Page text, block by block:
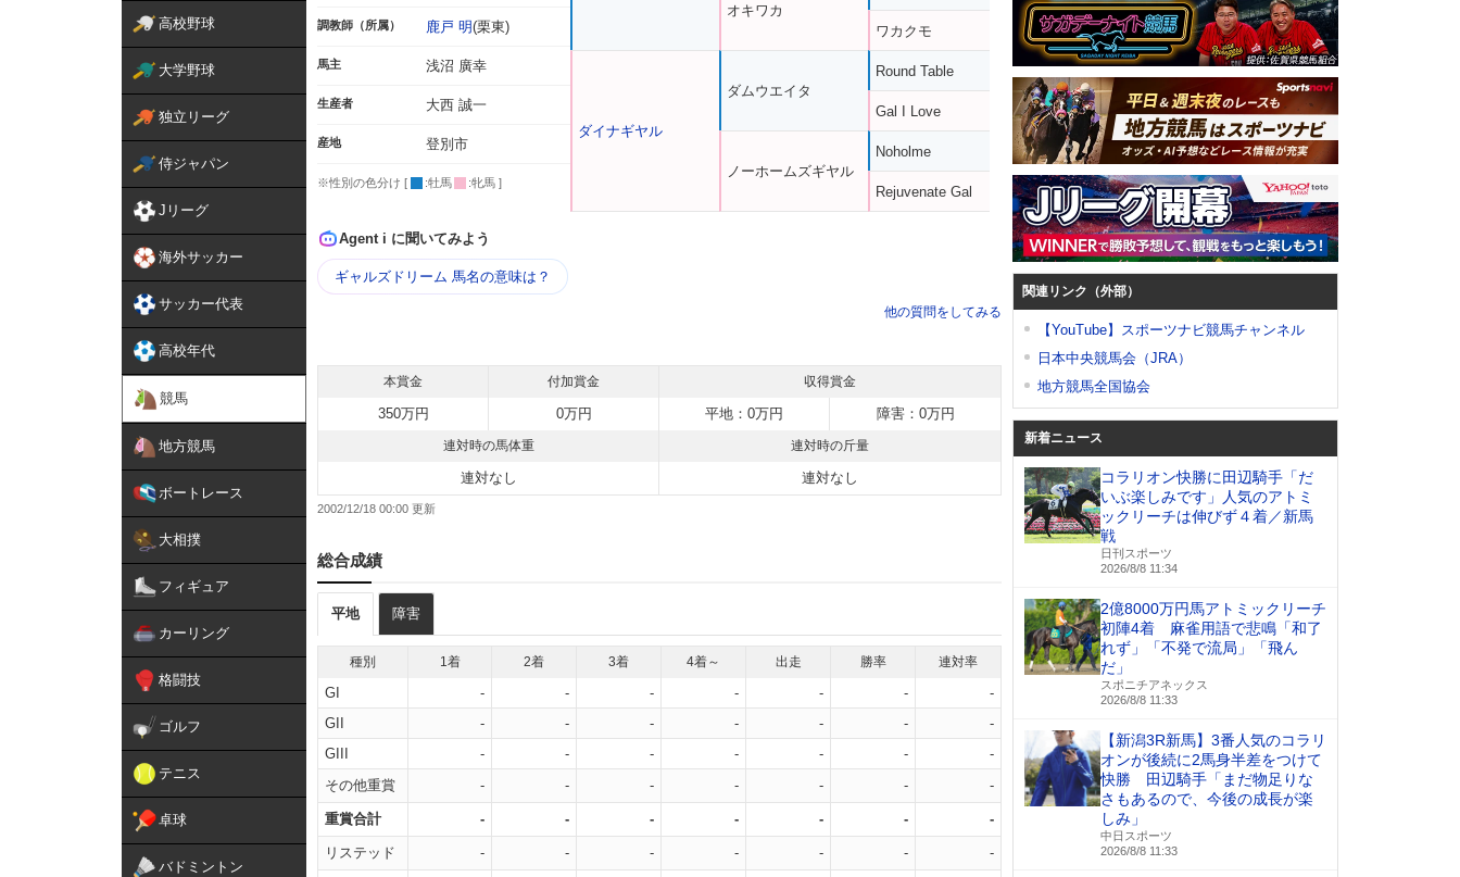
高校野球
大学野球
独立リーグ
侍ジャパン
Jリーグ
海外サッカー
サッカー代表
高校年代
競馬
地方競馬
ボートレース
大相撲
フィギュア
カーリング
格闘技
ゴルフ
テニス
卓球
バドミントン
調教師（所属） 鹿戸 明(栗東)
馬主 浅沼 廣幸
生産者 大西 誠一
産地 登別市
※性別の色分け [ :牡馬 :牝馬 ]
ダイナギヤル
オキワカ
ダムウエイタ
ノーホームズギヤル
ワカクモ
Round Table
Gal I Love
Noholme
Rejuvenate Gal
Agent i に聞いてみよう
ギャルズドリーム 馬名の意味は？
他の質問をしてみる
本賞金 付加賞金 収得賞金
350万円 0万円 平地：0万円 障害：0万円
連対時の馬体重 連対時の斤量
連対なし 連対なし
2002/12/18 00:00
総合成績
平地 障害
種別 1着 2着 3着 4着～ 出走 勝率 連対率
GI - - - - - -
-
GII
- - - - - -
-
GIII
- - - - - -
-
その他重賞
- - - - - - -
重賞合計 - - - - - - -
リステッド - - - - - - -
関連リンク（外部）
【YouTube】スポーツナビ競馬チャンネル
日本中央競馬会（JRA）
地方競馬全国協会
新着ニュース
コラリオン快勝に田辺騎手「だ
いぶ楽しみです」人気のアトミ
ックリーチは伸びず４着／新馬
戦
日刊スポーツ
2026/8/8 11:34
2億8000万円馬アトミックリーチ
初陣4着 麻雀用語で悲鳴「和了
れず」「不発で流局」「飛ん
だ」
スポニチアネックス
2026/8/8 11:33
【新潟3R新馬】3番人気のコラリ
オンが後続に2馬身半差をつけて
快勝 田辺騎手「まだ物足りな
さもあるので、今後の成長が楽
しみ」
中日スポーツ
2026/8/8 11:33